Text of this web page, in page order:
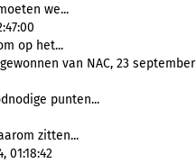
we...
op het...
van NAC, 23 september
punten...
zitten...